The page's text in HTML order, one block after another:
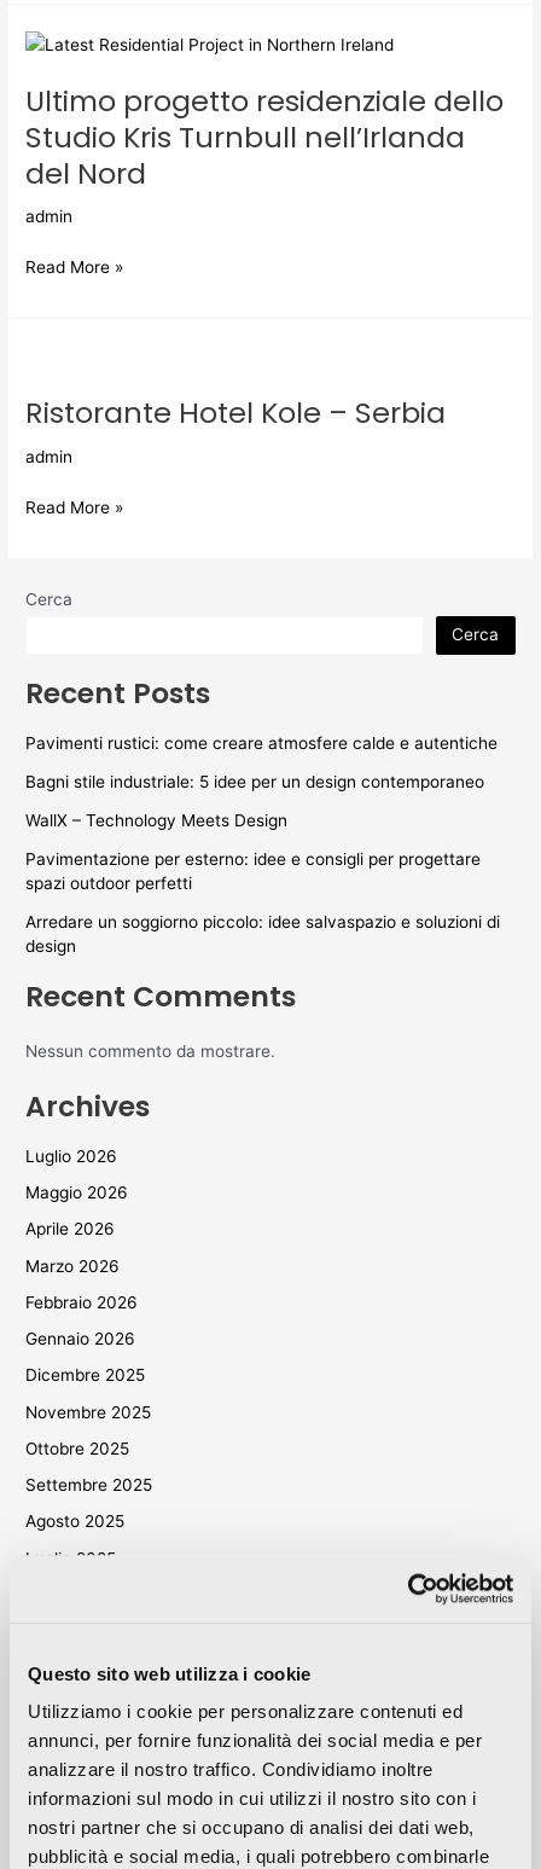
Questo sito web utilizza i cookie
Utilizziamo i cookie per personalizzare contenuti ed
annunci, per fornire funzionalità dei social media e per
analizzare il nostro traffico. Condividiamo inoltre
informazioni sul modo in cui utilizzi il nostro sito con i
nostri partner che si occupano di analisi dei dati web,
pubblicità e social media, i quali potrebbero combinarle
Ultimo progetto residenziale dello
Studio Kris Turnbull nell’Irlanda
del Nord
admin
Ultimo
residenziale
Studio
Kris
nell’Irlanda
Read More »
Ristorante Hotel Kole – Serbia
admin
Kole
Serbia
Read More »
Cerca
Cerca
Recent Posts
Pavimenti rustici: come creare atmosfere calde e autentiche
Bagni stile industriale: 5 idee per un design contemporaneo
WallX – Technology Meets Design
Pavimentazione per esterno: idee e consigli per progettare
spazi outdoor perfetti
Arredare un soggiorno piccolo: idee salvaspazio e soluzioni di
design
Recent Comments
Nessun commento da mostrare.
Archives
Luglio 2026
Maggio 2026
Aprile 2026
Marzo 2026
Febbraio 2026
Gennaio 2026
Dicembre 2025
Novembre 2025
Ottobre 2025
Settembre 2025
Agosto 2025
Luglio 2025
Aprile 2025
Marzo 2025
Febbraio 2025
Dicembre 2024
Ottobre 2024